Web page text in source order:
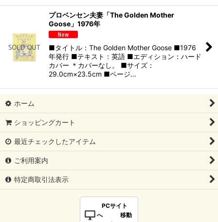
プロベンセン夫妻「The Golden Mother
Goose」1976年
■タイトル：The Golden Mother Goose ■1976
年発行 ■テキスト：英語 ■エディション：ハード
カバー ＊カバーなし。 ■サイズ：
29.0cm×23.5cm ■ページ…
ホーム
ショッピングカート
最近チェックしたアイテム
ご利用案内
特定商取引法表示
PCサイト
へ 移動